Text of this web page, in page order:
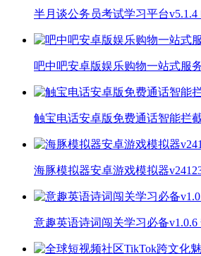
半月谈公务员考试学习平台v5.1.4
吧中吧安卓版娱乐购物一站式服
触宝电话安卓版免费通话智能拦
海豚模拟器安卓游戏模拟器
意趣英语诗词闯关学习必备v1.0.6